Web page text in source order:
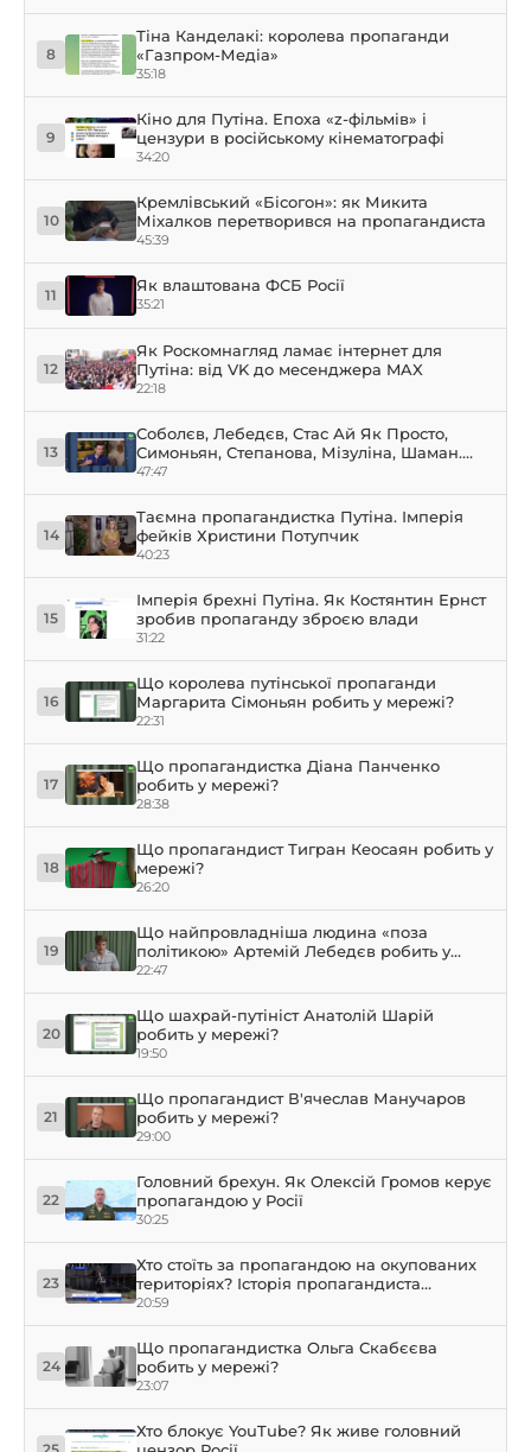
8
Тіна Канделакі: королева пропаганди
«Газпром-Медіа»
35:18
9
Кіно для Путіна. Епоха «z-фільмів» і
цензури в російському кінематографі
34:20
10
Кремлівський «Бісогон»: як Микита
Міхалков перетворився на пропагандиста
45:39
11 Як влаштована ФСБ Росії
35:21
12
Як Роскомнагляд ламає інтернет для
Путіна: від VK до месенджера MAX
22:18
13
Соболєв, Лебедєв, Стас Ай Як Просто,
Симоньян, Степанова, Мізуліна, Шаман.
Головні пропагандисти 2024 року
47:47
14
Таємна пропагандистка Путіна. Імперія
фейків Христини Потупчик
40:23
15
Імперія брехні Путіна. Як Костянтин Ернст
зробив пропаганду зброєю влади
31:22
16
Що королева путінської пропаганди
Маргарита Сімоньян робить у мережі?
22:31
17
Що пропагандистка Діана Панченко
робить у мережі?
28:38
18
Що пропагандист Тигран Кеосаян робить у
мережі?
26:20
19
Що найпровладніша людина «поза
політикою» Артемій Лебедєв робить у
мережі?
22:47
20
Що шахрай-путініст Анатолій Шарій
робить у мережі?
19:50
21
Що пропагандист В'ячеслав Манучаров
робить у мережі?
29:00
22
Головний брехун. Як Олексій Громов керує
пропагандою у Росії
30:25
23
Хто стоїть за пропагандою на окупованих
територіях? Історія пропагандиста
Олександра Малькевича
20:59
24
Що пропагандистка Ольга Скабєєва
робить у мережі?
23:07
Хто блокує YouTube? Як живе головний